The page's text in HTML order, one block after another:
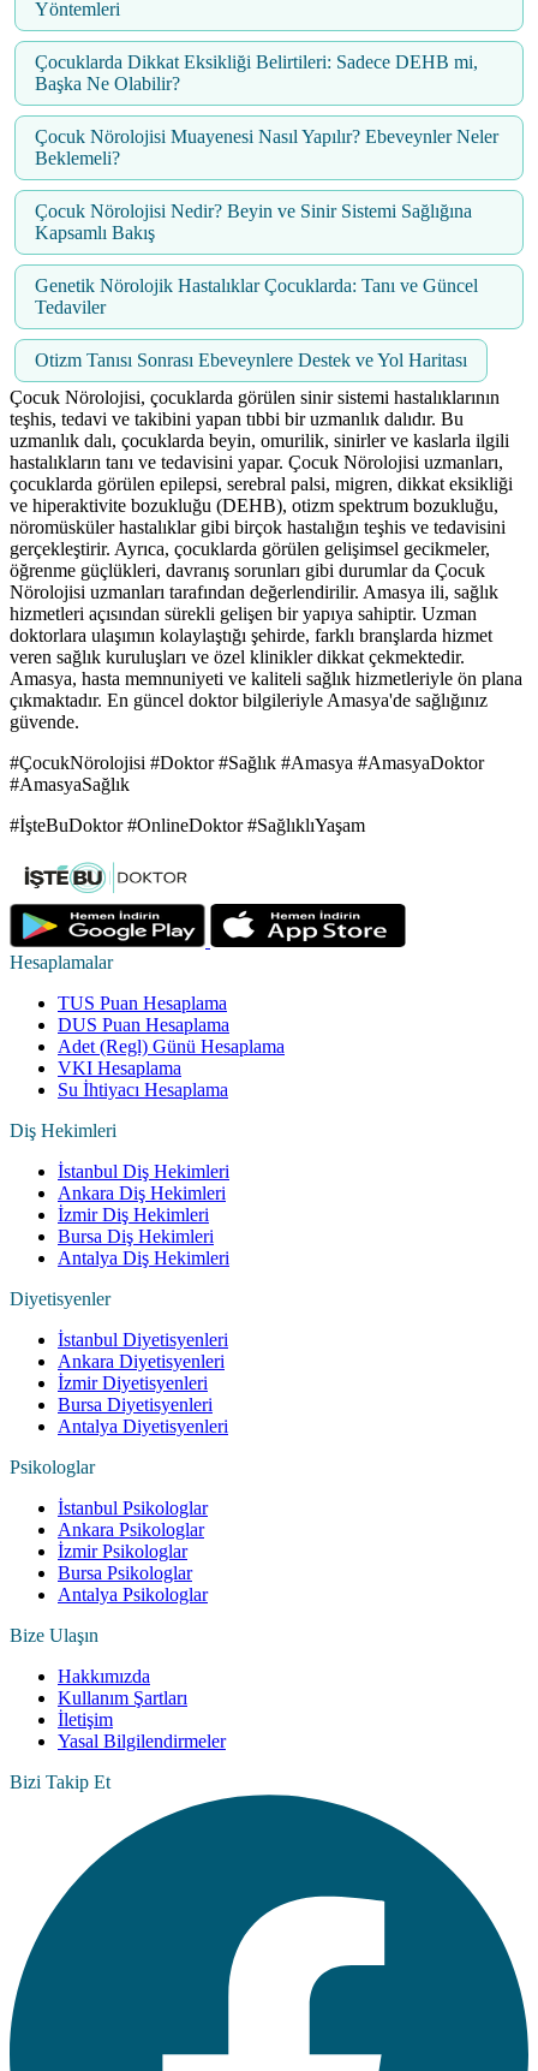
Yöntemleri
Çocuklarda Dikkat Eksikliği Belirtileri: Sadece DEHB mi,
Başka Ne Olabilir?
Çocuk Nörolojisi Muayenesi Nasıl Yapılır? Ebeveynler Neler
Beklemeli?
Çocuk Nörolojisi Nedir? Beyin ve Sinir Sistemi Sağlığına
Kapsamlı Bakış
Genetik Nörolojik Hastalıklar Çocuklarda: Tanı ve Güncel
Tedaviler
Otizm Tanısı Sonrası Ebeveynlere Destek ve Yol Haritası
Çocuk Nörolojisi, çocuklarda görülen sinir sistemi hastalıklarının
teşhis, tedavi ve takibini yapan tıbbi bir uzmanlık dalıdır. Bu
uzmanlık dalı, çocuklarda beyin, omurilik, sinirler ve kaslarla ilgili
hastalıkların tanı ve tedavisini yapar. Çocuk Nörolojisi uzmanları,
çocuklarda görülen epilepsi, serebral palsi, migren, dikkat eksikliği
ve hiperaktivite bozukluğu (DEHB), otizm spektrum bozukluğu,
nöromüsküler hastalıklar gibi birçok hastalığın teşhis ve tedavisini
gerçekleştirir. Ayrıca, çocuklarda görülen gelişimsel gecikmeler,
öğrenme güçlükleri, davranış sorunları gibi durumlar da Çocuk
Nörolojisi uzmanları tarafından değerlendirilir. Amasya ili, sağlık
hizmetleri açısından sürekli gelişen bir yapıya sahiptir. Uzman
doktorlara ulaşımın kolaylaştığı şehirde, farklı branşlarda hizmet
veren sağlık kuruluşları ve özel klinikler dikkat çekmektedir.
Amasya, hasta memnuniyeti ve kaliteli sağlık hizmetleriyle ön plana
çıkmaktadır. En güncel doktor bilgileriyle Amasya'de sağlığınız
güvende.
#ÇocukNörolojisi #Doktor #Sağlık #Amasya #AmasyaDoktor
#AmasyaSağlık
#İşteBuDoktor #OnlineDoktor #SağlıklıYaşam
Hesaplamalar
TUS Puan Hesaplama
DUS Puan Hesaplama
Adet (Regl) Günü Hesaplama
VKI Hesaplama
Su İhtiyacı Hesaplama
Diş Hekimleri
İstanbul Diş Hekimleri
Ankara Diş Hekimleri
İzmir Diş Hekimleri
Bursa Diş Hekimleri
Antalya Diş Hekimleri
Diyetisyenler
İstanbul Diyetisyenleri
Ankara Diyetisyenleri
İzmir Diyetisyenleri
Bursa Diyetisyenleri
Antalya Diyetisyenleri
Psikologlar
İstanbul Psikologlar
Ankara Psikologlar
İzmir Psikologlar
Bursa Psikologlar
Antalya Psikologlar
Bize Ulaşın
Hakkımızda
Kullanım Şartları
İletişim
Yasal Bilgilendirmeler
Bizi Takip Et